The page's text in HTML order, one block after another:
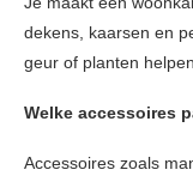
dekens, kaarsen en
geur of planten
Welke accessoires
Accessoires zoals